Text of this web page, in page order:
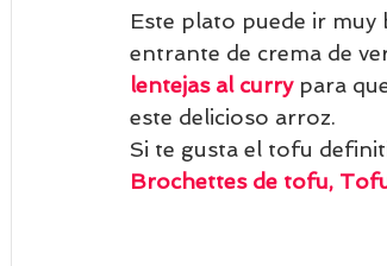
Este plato puede ir muy
entrante de crema de
lentejas al curry para
este delicioso arroz.
Si te gusta el tofu
Brochettes de tofu,